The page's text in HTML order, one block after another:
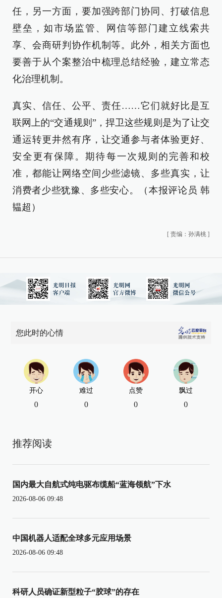
任，另一方面，要加强跨部门协同、打破信息
壁垒，如市场监管、网信等部门建立线索共
享、会商研判协作机制等。此外，相关方面也
要善于从个案整治中梳理总结经验，建立常态
化治理机制。
真实、信任、公平、责任……它们就好比是互
联网上的“交通规则”，捍卫这些规则是为了让交
通运转更井然有序，让交通参与者体验更好、
安全更有保障。期待每一次规则的完善和校
准，都能让网络空间少些滤镜、多些真实，让
消费者少些犹豫、多些安心。（本报评论员 韩
韫超）
[ 责编：孙满桃 ]
您此时的心情
开心
0
难过
0
点赞
0
飘过
0
推荐阅读
国内最大自航式纯电驱布缆船“蓝海领航”下水
2026-08-06 09:48
中国机器人适配全球多元应用场景
2026-08-06 09:48
科研人员确证新型粒子“胶球”的存在